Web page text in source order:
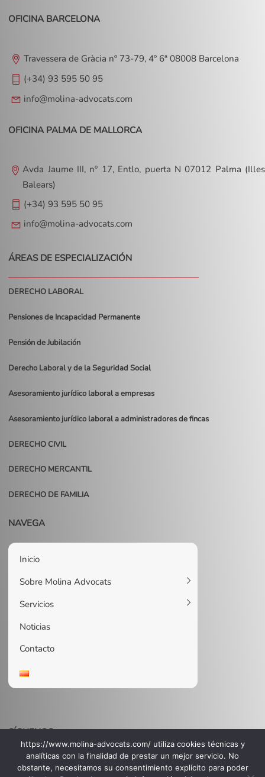
OFICINA BARCELONA
Travessera de Gràcia nº 73-79, 4º 6ª 08008 Barcelona
(+34) 93 595 50 95
info@molina-advocats.com
OFICINA PALMA DE MALLORCA
Avda Jaume III, nº 17, Entlo, puerta N 07012 Palma (Illes
Balears)
(+34) 93 595 50 95
info@molina-advocats.com
ÁREAS DE ESPECIALIZACIÓN
DERECHO LABORAL
Pensiones de Incapacidad Permanente
Pensión de Jubilación
Derecho Laboral y de la Seguridad Social
Asesoramiento jurídico laboral a empresas
Asesoramiento jurídico laboral a administradores de fincas
DERECHO CIVIL
DERECHO MERCANTIL
DERECHO DE FAMILIA
NAVEGA
Inicio
Sobre Molina Advocats
Servicios
Noticias
Contacto
SÍGUENOS
InstagramFacebookLinkedIn
© Molina Advocats | Copyright 2026 |Aviso Legal, Política de
https://www.molina-advocats.com/ utiliza cookies técnicas y
analíticas con la finalidad de prestar un mejor servicio. No
obstante, necesitamos su consentimiento explícito para poder